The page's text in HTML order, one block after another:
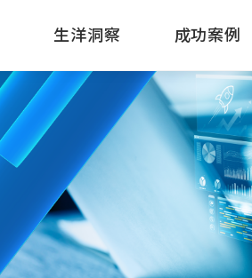
生洋洞察 成功案例